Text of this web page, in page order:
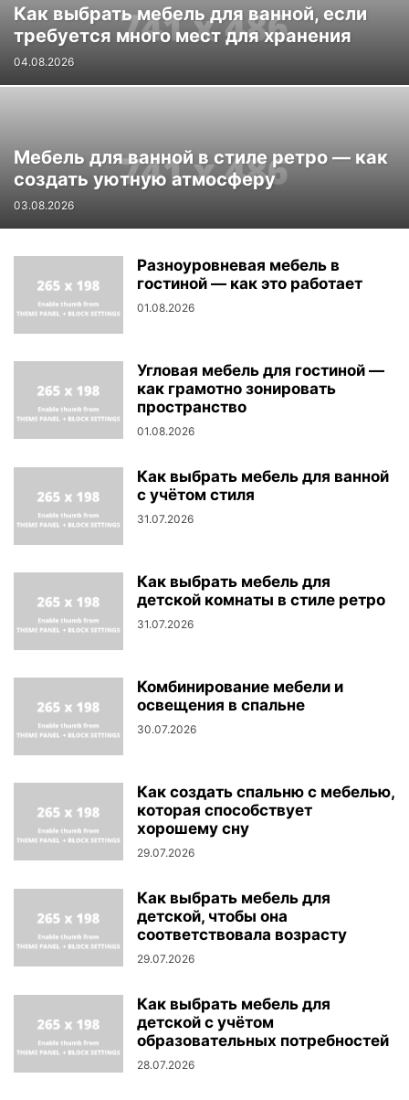
Как выбрать мебель для ванной, если
требуется много мест для хранения
04.08.2026
Мебель для ванной в стиле ретро — как
создать уютную атмосферу
03.08.2026
Разноуровневая мебель в
гостиной — как это работает
01.08.2026
Угловая мебель для гостиной —
как грамотно зонировать
пространство
01.08.2026
Как выбрать мебель для ванной
с учётом стиля
31.07.2026
Как выбрать мебель для
детской комнаты в стиле ретро
31.07.2026
Комбинирование мебели и
освещения в спальне
30.07.2026
Как создать спальню с мебелью,
которая способствует
хорошему сну
29.07.2026
Как выбрать мебель для
детской, чтобы она
соответствовала возрасту
29.07.2026
Как выбрать мебель для
детской с учётом
образовательных потребностей
28.07.2026